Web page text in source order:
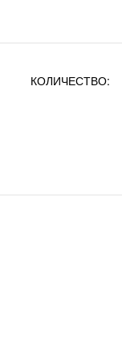
КОЛИЧЕСТВО: